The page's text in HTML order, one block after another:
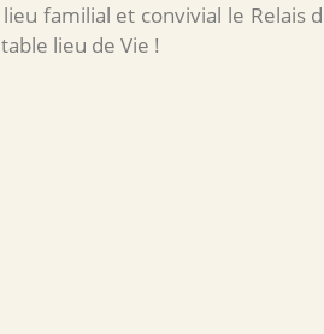
lieu familial et convivial le Relais
lieu de Vie !